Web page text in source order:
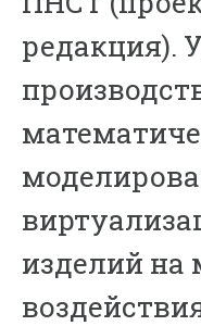
редакция).
изделий на